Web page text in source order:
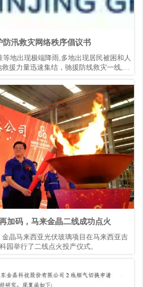
防汛救灾网络秩序倡议书
地出现极端降雨,多地出现居民被困和人
援力量迅速集结，驰援防线救灾一线,全
灾情虚假信息、挑动地域对立歧视,严重
妨碍抗险救灾工作。为进一步净化网络环
护全国上下万众一心、全力救灾恢复、全
安全和社会大局稳定的网上主旋律,切实
参与者、助力者,现发出如下倡议：
加码，马来金晶二线成功点火
金晶马来西亚光伏玻璃项目在马来西亚吉
园举行了二线点火投产仪式。